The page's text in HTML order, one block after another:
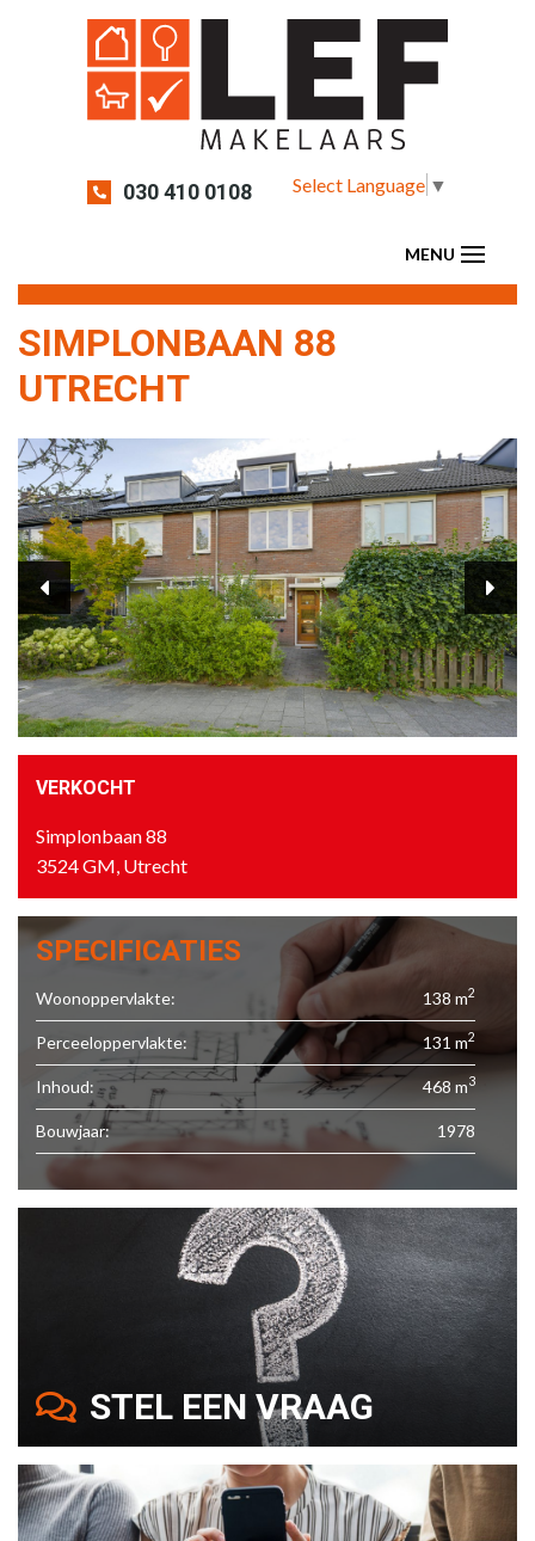
030 410 0108 Select Language ▼
SIMPLONBAAN 88
UTRECHT
VERKOCHT
Simplonbaan 88
3524 GM, Utrecht
SPECIFICATIES
Woonoppervlakte: 138 m2
Perceeloppervlakte: 131 m2
Inhoud: 468 m3
Bouwjaar: 1978
STEL EEN VRAAG